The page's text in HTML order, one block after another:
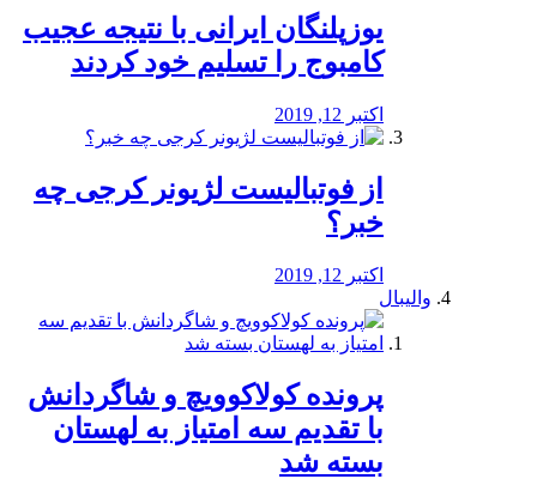
یوزپلنگان ایرانی با نتیجه عجیب
کامبوج را تسلیم خود کردند
اکتبر 12, 2019
از فوتبالیست لژیونر کرجی چه
خبر؟
اکتبر 12, 2019
والیبال
پرونده کولاکوویچ و شاگردانش
با تقدیم سه امتیاز به لهستان
بسته شد